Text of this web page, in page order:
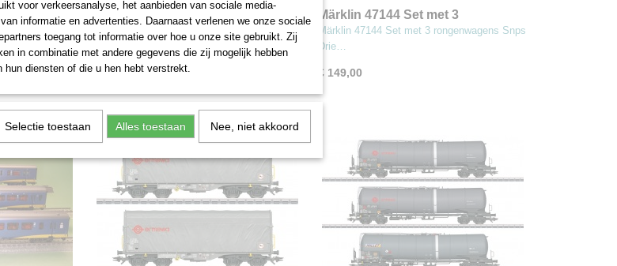
Umwelt'
Märklin 43891 Knorr 'Wagen-Set'
Märklin 43891 Knorr 'Wagen-Set' S-Bahn-
rijtuig ABx 791,…
€ 89,50
Märklin 47144 Set met 3
rongenwagens Snps
Märklin 47144 Set met 3 rongenwagens Snps
Drie…
€ 149,00
voor verkeersanalyse, het aanbieden van sociale media-
informatie en advertenties. Daarnaast verlenen we onze sociale
toegang tot informatie over hoe u onze site gebruikt. Zij
in combinatie met andere gegevens die zij mogelijk hebben
hun diensten of die u hen hebt verstrekt.
Selectie toestaan Alles toestaan Nee, niet akkoord